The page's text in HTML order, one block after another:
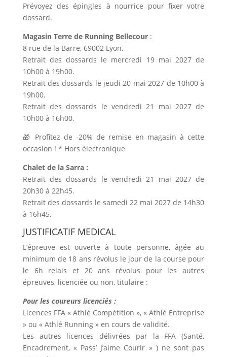
Prévoyez des épingles à nourrice pour fixer votre
dossard.
Magasin Terre de Running Bellecour:
8 rue de la Barre, 69002 Lyon.
Retrait des dossards le mercredi 19 mai 2027 de
10h00 à 19h00.
Retrait des dossards le jeudi 20 mai 2027 de 10h00 à
19h00.
Retrait des dossards le vendredi 21 mai 2027 de
10h00 à 16h00.
🎁 Profitez de -20% de remise en magasin à cette
occasion ! * Hors électronique
Chalet de la Sarra :
Retrait des dossards le vendredi 21 mai 2027 de
20h30 à 22h45.
Retrait des dossards le samedi 22 mai 2027 de 14h30
à 16h45.
JUSTIFICATIF MEDICAL
L’épreuve est ouverte à toute personne, âgée au
minimum de 18 ans révolus le jour de la course pour
le 6h relais et 20 ans révolus pour les autres
épreuves, licenciée ou non, titulaire :
Pour les coureurs licenciés :
Licences FFA « Athlé Compétition », « Athlé Entreprise
» ou « Athlé Running » en cours de validité.
Les autres licences délivrées par la FFA (Santé,
Encadrement, « Pass’ J’aime Courir » ) ne sont pas